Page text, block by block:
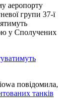
аеропорту
групи 37-ї
у Сполучених
повідомила,
танків